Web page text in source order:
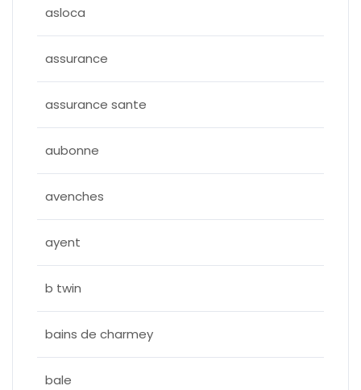
asloca
assurance
assurance sante
aubonne
avenches
ayent
b twin
bains de charmey
bale